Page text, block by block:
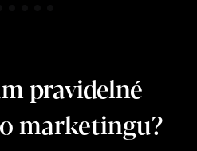
pravidelné
marketingu?